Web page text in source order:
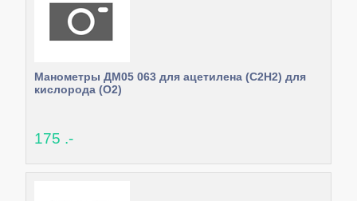
Манометры ДМ05 063 для ацетилена (С2Н2) для
кислорода (О2)
175 .-